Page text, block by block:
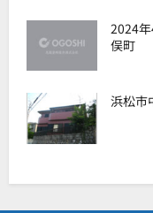
俣
浜松市